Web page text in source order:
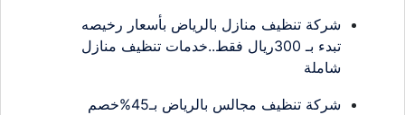
شركة تنظيف منازل بالرياض بأسعار رخيصه
تبدء بـ 300ريال فقط..خدمات تنظيف منازل
شاملة
شركة تنظيف مجالس بالرياض بـ45%خصم